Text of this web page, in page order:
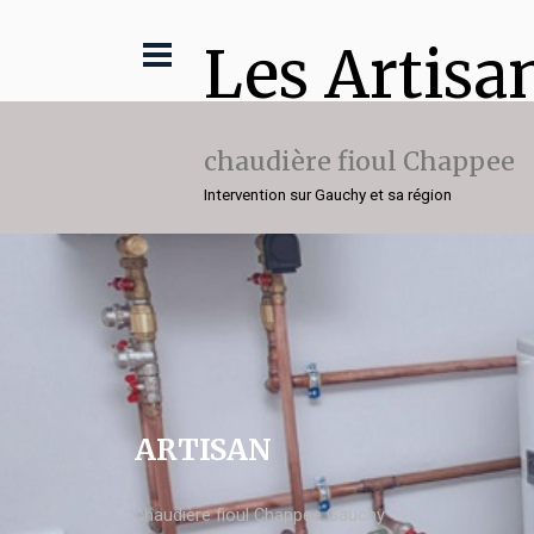
Les
chaudière fioul Chappee
Intervention sur Gauchy et sa région
ARTISAN
chaudière fioul Chappee Gauchy